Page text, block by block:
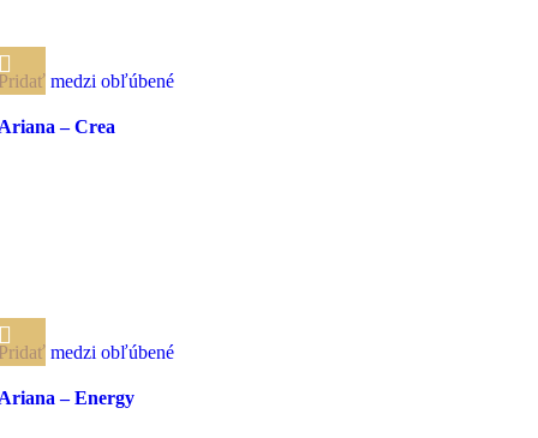
medzi obľúbené
– Crea
medzi obľúbené
– Energy